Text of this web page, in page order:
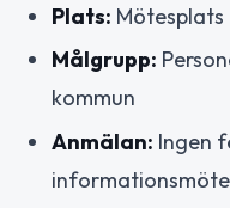
Plats: Mötesplats
Målgrupp:
kommun
Anmälan: Ingen